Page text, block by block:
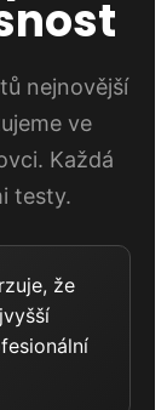
nejnovější
ve
Každá
testy.
že